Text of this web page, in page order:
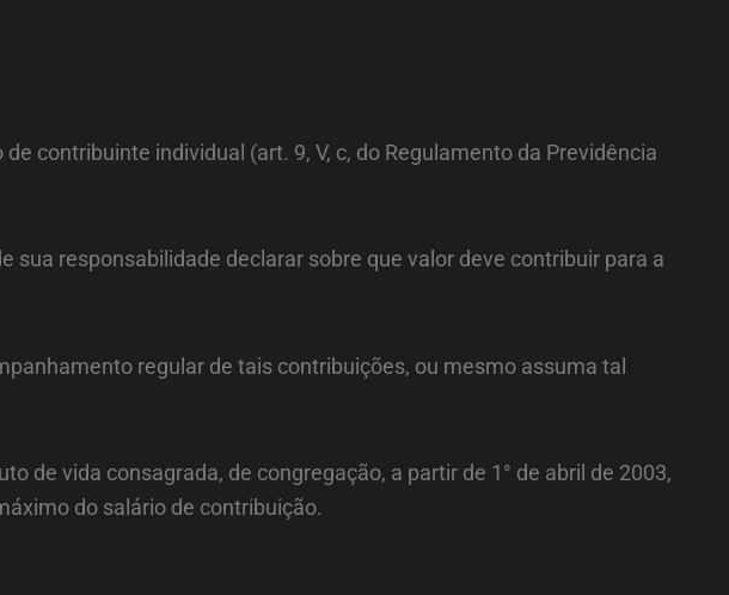
contribuinte individual (art. 9, V, c, do Regulamento da Previdência
responsabilidade declarar sobre que valor deve contribuir para a
regular de tais contribuições, ou mesmo assuma tal
de vida consagrada, de congregação, a partir de 1° de abril de 2003,
do salário de contribuição.